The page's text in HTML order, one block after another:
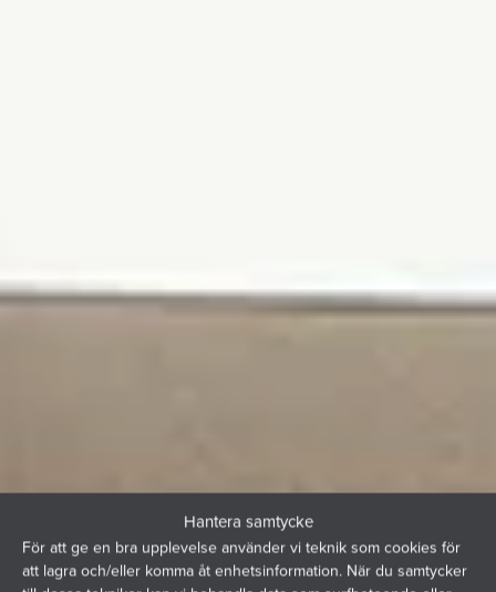
Hantera samtycke
För att ge en bra upplevelse använder vi teknik som cookies för
att lagra och/eller komma åt enhetsinformation. När du samtycker